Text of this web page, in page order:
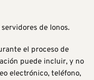
de Ionos.
el proceso de
puede incluir, y no
electrónico, teléfono,